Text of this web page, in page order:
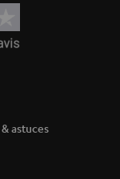
astuces